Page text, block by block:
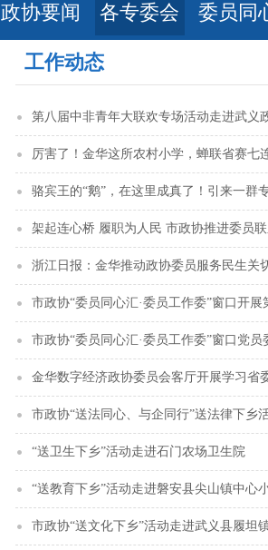
政协要闻 各专委会 委员同
工作动态
第八届中非青年大联欢专场活动走进武义
厉害了！金华这所农村小学，蝉联省赛七
骆宾王的“鹅”，在这里成真了！引来一群
架起连心桥 履职为人民 市政协推进委员
浙江日报：金华推动政协委员服务民生关
市政协“委员同心汇·委员工作委”窗口开展
市政协“委员同心汇·委员工作委”窗口党
金华数字经济政协委员会客厅开展学习省
市政协“送法同心、与企同行”送法律下乡
“送卫生下乡”活动走进石门农场卫生院
“送教育下乡”活动走进磐安县尖山镇中心
市政协“送文化下乡”活动走进武义县履坦